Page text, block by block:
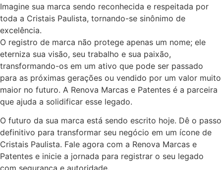
Imagine sua marca sendo reconhecida e respeitada por
toda a Cristais Paulista, tornando-se sinônimo de
excelência.
O registro de marca não protege apenas um nome; ele
eterniza sua visão, seu trabalho e sua paixão,
transformando-os em um ativo que pode ser passado
para as próximas gerações ou vendido por um valor muito
maior no futuro. A Renova Marcas e Patentes é a parceira
que ajuda a solidificar esse legado.
O futuro da sua marca está sendo escrito hoje. Dê o passo
definitivo para transformar seu negócio em um ícone de
Cristais Paulista. Fale agora com a Renova Marcas e
Patentes e inicie a jornada para registrar o seu legado
com segurança e autoridade.